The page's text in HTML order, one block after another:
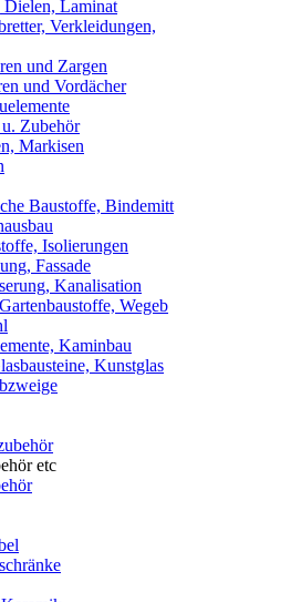
Dielen, Laminat
Verkleidungen,
und Zargen
und Vordächer
u. Zubehör
Markisen
Baustoffe, Bindemitt
Isolierungen
Fassade
Kanalisation
Wegeb
Kaminbau
Kunstglas
etc